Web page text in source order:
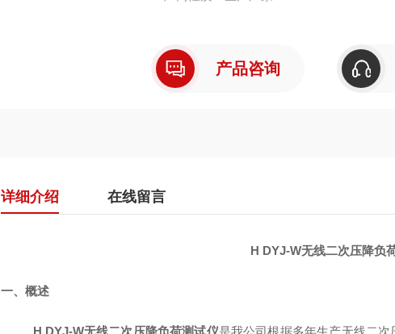
产品咨询
详细介绍 在线留言
H DYJ-W无线二次压降负
一、概述
H DYJ-W无线二次压降负荷测试仪是我公司根据多年生产无线二